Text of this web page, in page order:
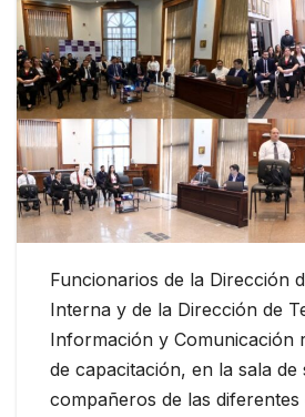
Funcionarios de la Dirección
Interna y de la Dirección de
Información y Comunicación
de capacitación, en la sala
compañeros de las diferentes